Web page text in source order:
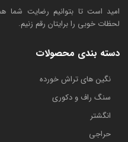
امید است تا بتوانیم رضایت شما
لحظات خوبی را برایتان رقم زنیم.
دسته بندی محصولات
​نگین های تراش خورده
سنگ راف و دکوری
انگشتر
حراجی